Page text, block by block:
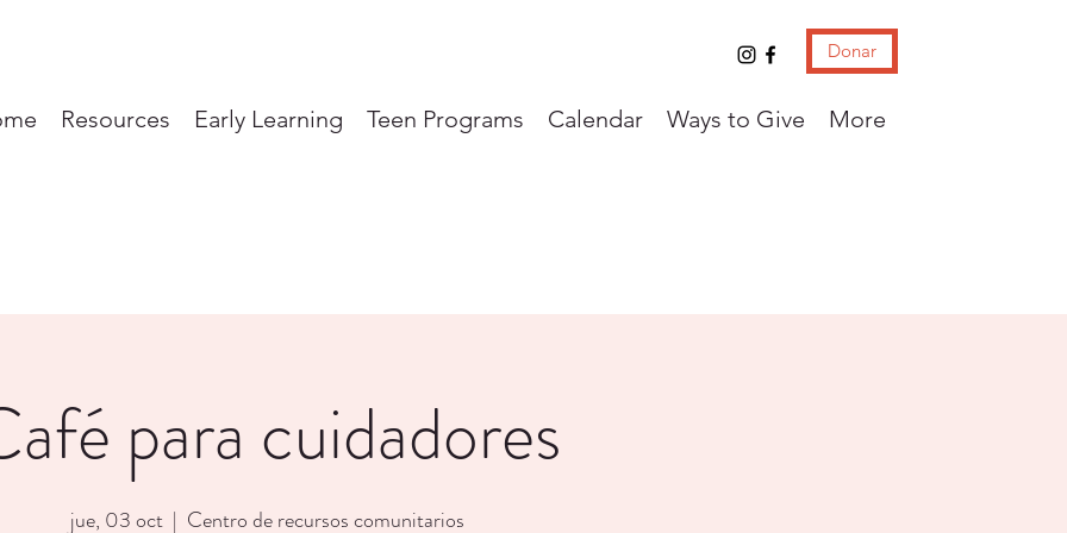
Donar
Resources Early Learning Teen Programs Calendar Ways to Give More
para cuidadores
jue, 03 oct
  |
Centro de recursos comunitarios